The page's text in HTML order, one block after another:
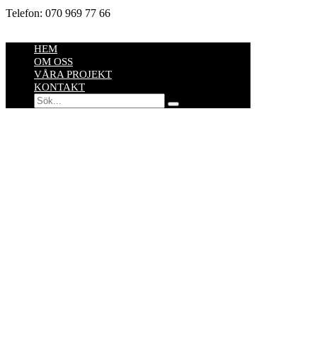
Telefon: 070 969 77 66
HEM
OM OSS
VÅRA PROJEKT
KONTAKT